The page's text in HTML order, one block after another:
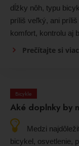
dĺžky nôh, typu
príliš veľký, ani
komfort, kontrolu aj
Prečítajte si viac
Bicykle
Aké doplnky by
Medzi
bicykel, osvetlenie,